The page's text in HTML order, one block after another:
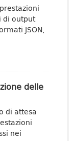
di output
JSON,
delle
di attesa
nei